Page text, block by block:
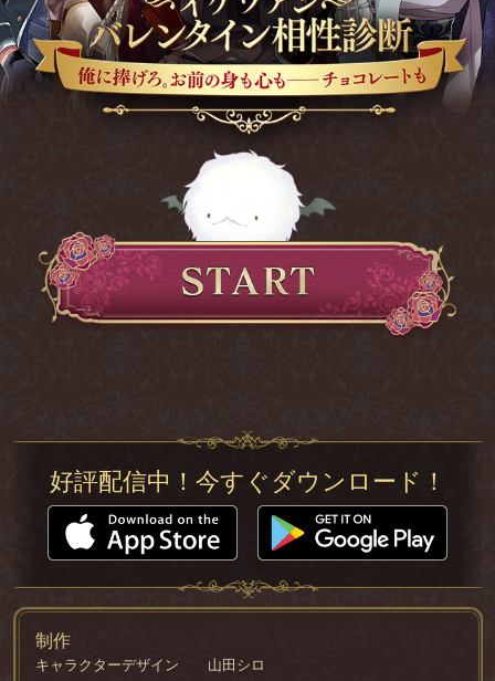
好評配信中！今すぐダウンロード！
制作
キャラクターデザイン
山田シロ